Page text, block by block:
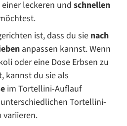
leckeren und schnellen
ist, dass du sienach
anpassen kannst. Wenn
oder eine Dose Erbsen zu
kannst du sie als
im Tortellini-Auflauf
Tortellini-